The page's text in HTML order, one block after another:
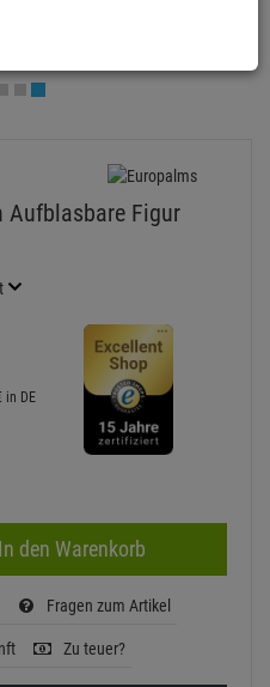
Aufblasbare Figur
in DE
In den Warenkorb
Fragen zum Artikel
Zu teuer?